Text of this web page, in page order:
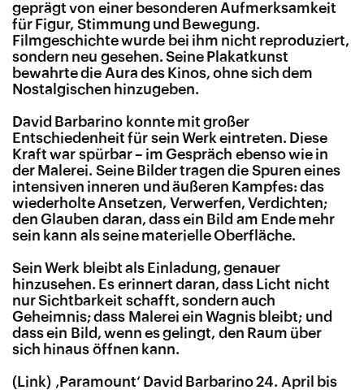
geprägt von einer besonderen Aufmerksamkeit
für Figur, Stimmung und Bewegung.
Filmgeschichte wurde bei ihm nicht reproduziert,
sondern neu gesehen. Seine Plakatkunst
bewahrte die Aura des Kinos, ohne sich dem
Nostalgischen hinzugeben.
David Barbarino konnte mit großer
Entschiedenheit für sein Werk eintreten. Diese
Kraft war spürbar – im Gespräch ebenso wie in
der Malerei. Seine Bilder tragen die Spuren eines
intensiven inneren und äußeren Kampfes: das
wiederholte Ansetzen, Verwerfen, Verdichten;
den Glauben daran, dass ein Bild am Ende mehr
sein kann als seine materielle Oberfläche.
Sein Werk bleibt als Einladung, genauer
hinzusehen. Es erinnert daran, dass Licht nicht
nur Sichtbarkeit schafft, sondern auch
Geheimnis; dass Malerei ein Wagnis bleibt; und
dass ein Bild, wenn es gelingt, den Raum über
sich hinaus öffnen kann.
‚Paramount‘ David Barbarino 24. April bis